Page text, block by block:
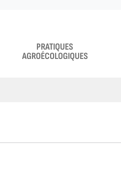
PRATIQUES
AGROÉCOLOGIQUES